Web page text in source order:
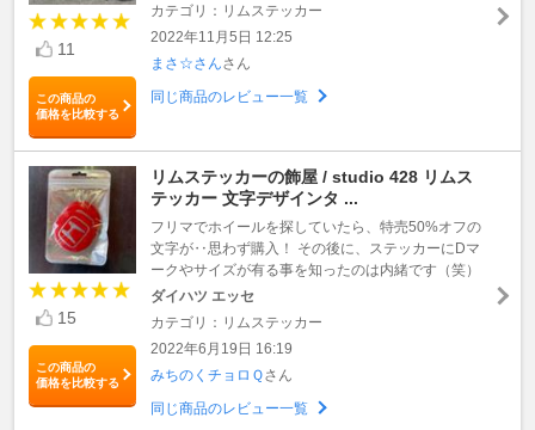
11
この商品の
価格を比較する
カテゴリ：リムステッカー
2022年11月5日 12:25
まさ☆さんさん
同じ商品のレビュー一覧
15
この商品の
価格を比較する
リムステッカーの飾屋 / studio 428 リムス
テッカー 文字デザインタ ...
フリマでホイールを探していたら、特売50%オフの
文字が‥思わず購入！ その後に、ステッカーにDマ
ークやサイズが有る事を知ったのは内緒です（笑）
ダイハツ エッセ
カテゴリ：リムステッカー
2022年6月19日 16:19
みちのくチョロＱさん
同じ商品のレビュー一覧